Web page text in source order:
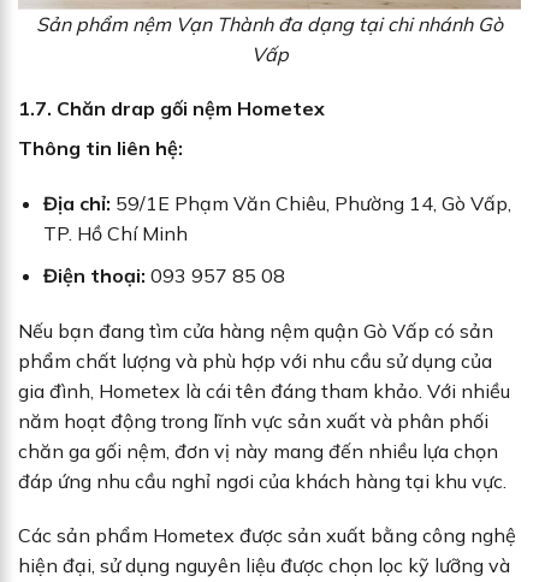
Sản phẩm nệm Vạn Thành đa dạng tại chi nhánh Gò
Vấp
1.7. Chăn drap gối nệm Hometex
Thông tin liên hệ:
Địa chỉ: 59/1E Phạm Văn Chiêu, Phường 14, Gò Vấp,
TP. Hồ Chí Minh
Điện thoại: 093 957 85 08
Nếu bạn đang tìm cửa hàng nệm quận Gò Vấp có sản
phẩm chất lượng và phù hợp với nhu cầu sử dụng của
gia đình, Hometex là cái tên đáng tham khảo. Với nhiều
năm hoạt động trong lĩnh vực sản xuất và phân phối
chăn ga gối nệm, đơn vị này mang đến nhiều lựa chọn
đáp ứng nhu cầu nghỉ ngơi của khách hàng tại khu vực.
Các sản phẩm Hometex được sản xuất bằng công nghệ
hiện đại, sử dụng nguyên liệu được chọn lọc kỹ lưỡng và